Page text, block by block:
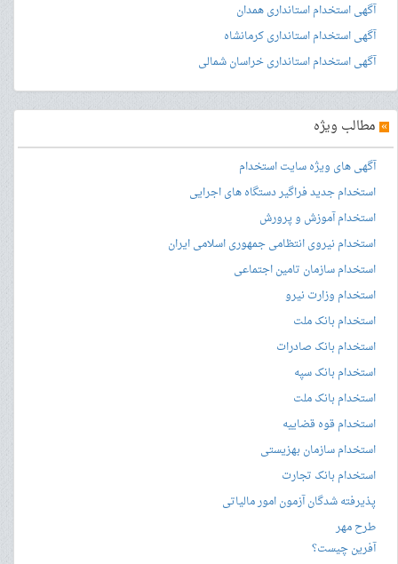
آگهی استخدام استانداری همدان
آگهی استخدام استانداری کرمانشاه
آگهی استخدام استانداری خراسان شمالی
» مطالب ویژه
آگهی های ویژه سایت استخدام
استخدام جدید فراگیر دستگاه های اجرایی
استخدام آموزش و پرورش
استخدام نیروی انتظامی جمهوری اسلامی ایران
استخدام سازمان تامین اجتماعی
استخدام وزارت نیرو
استخدام بانک ملت
استخدام بانک صادرات
استخدام بانک سپه
استخدام بانک ملت
استخدام قوه قضاییه
استخدام سازمان بهزیستی
استخدام بانک تجارت
پذیرفته شدگان آزمون امور مالیاتی
طرح مهر
آفرین چیست؟